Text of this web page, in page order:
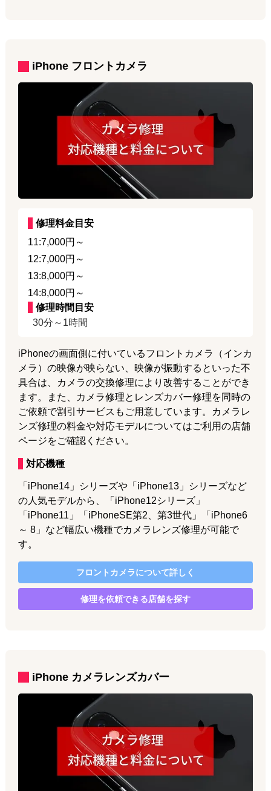
iPhone フロントカメラ
修理料金目安
11:7,000円～
12:7,000円～
13:8,000円～
14:8,000円～
修理時間目安
30分～1時間
iPhoneの画面側に付いているフロントカメラ（インカ
メラ）の映像が映らない、映像が振動するといった不
具合は、カメラの交換修理により改善することができ
ます。また、カメラ修理とレンズカバー修理を同時の
ご依頼で割引サービスもご用意しています。カメラレ
ンズ修理の料金や対応モデルについてはご利用の店舗
ページをご確認ください。
対応機種
「iPhone14」シリーズや「iPhone13」シリーズなど
の人気モデルから、「iPhone12シリーズ」
「iPhone11」「iPhoneSE第2、第3世代」「iPhone6
～ 8」など幅広い機種でカメラレンズ修理が可能で
す。
フロントカメラについて詳しく
修理を依頼できる店舗を探す
iPhone カメラレンズカバー